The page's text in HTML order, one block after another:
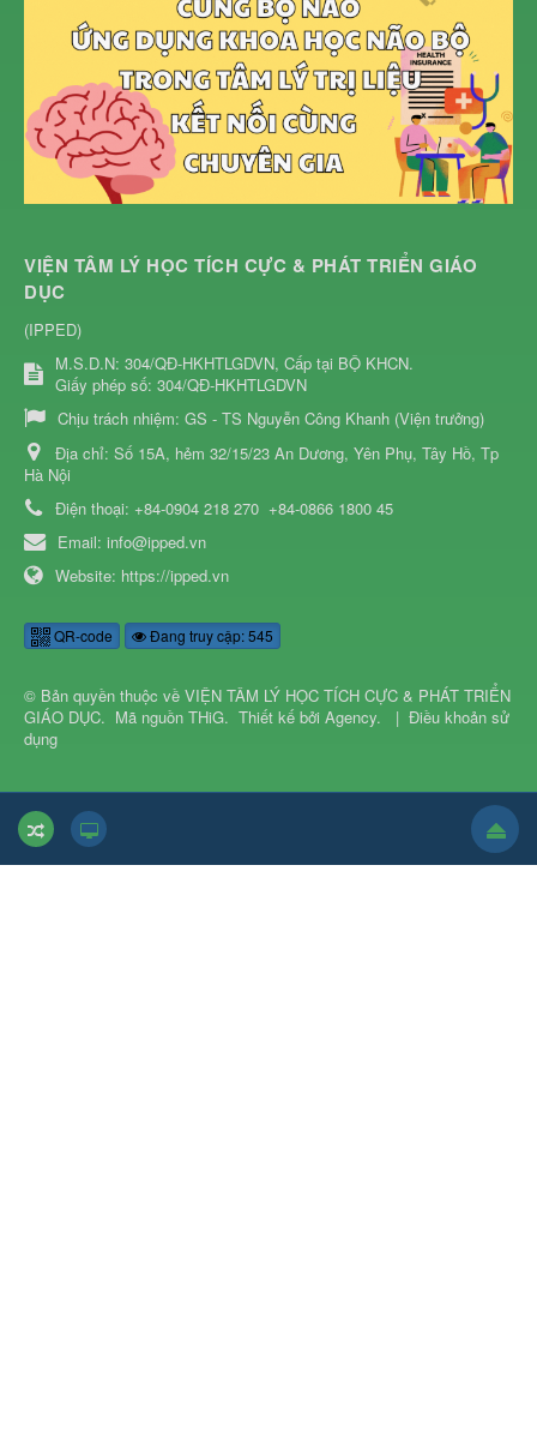
VIỆN TÂM LÝ HỌC TÍCH CỰC & PHÁT TRIỂN GIÁO
DỤC
(IPPED)
M.S.D.N: 304/QĐ-HKHTLGDVN, Cấp tại BỘ KHCN.
Giấy phép số: 304/QĐ-HKHTLGDVN
Chịu trách nhiệm: GS - TS Nguyễn Công Khanh (Viện trưởng)
Địa chỉ: Số 15A, hẻm 32/15/23 An Dương, Yên Phụ, Tây Hồ, Tp
Hà Nội
Điện thoại: +84-0904 218 270 +84-0866 1800 45
Email: info@ipped.vn
Website: https://ipped.vn
QR-code Đang truy cập: 545
© Bản quyền thuộc về VIỆN TÂM LÝ HỌC TÍCH CỰC & PHÁT TRIỂN
GIÁO DỤC. Mã nguồn THiG. Thiết kế bởi Agency. | Điều khoản sử
dụng